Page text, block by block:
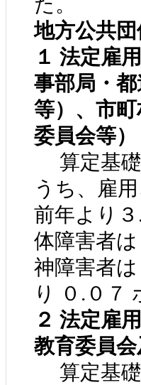
地方公共
１ 法定雇
事部局・
等）、市
委員会等）
算定基礎
うち、雇
前年より
体障害者
神障害者
り ０.０７
２ 法定雇
教育委員
算定基礎